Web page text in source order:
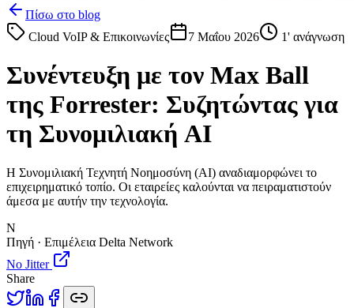
Πίσω στο blog
Cloud VoIP & Επικοινωνίες
7 Μαΐου 2026 1' ανάγνωση
Συνέντευξη με τον Max Ball
της Forrester: Συζητώντας για
τη Συνομιλιακή AI
Η Συνομιλιακή Τεχνητή Νοημοσύνη (AI) αναδιαμορφώνει το
επιχειρηματικό τοπίο. Οι εταιρείες καλούνται να πειραματιστούν
άμεσα με αυτήν την τεχνολογία.
N
Πηγή · Επιμέλεια Delta Network
No Jitter
Share